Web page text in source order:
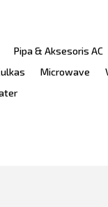
Pipa & Aksesoris AC
Microwave